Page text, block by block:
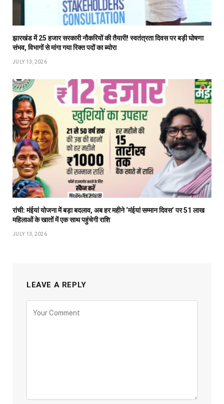
झारखंड में 25 हजार सरकारी नौकरियों की तैयारी! स्वतंत्रता दिवस पर बड़ी घोषणा
संभव, विभागों से मांगा गया रिक्त पदों का ब्योरा
JULY 13, 2026
रांची: मंईयां योजना में बड़ा बदलाव, अब हर महीने ‘मंईयां सम्मान दिवस’ पर 51 लाख
महिलाओं के खातों में एक साथ पहुंचेगी राशि
JULY 13, 2026
LEAVE A REPLY